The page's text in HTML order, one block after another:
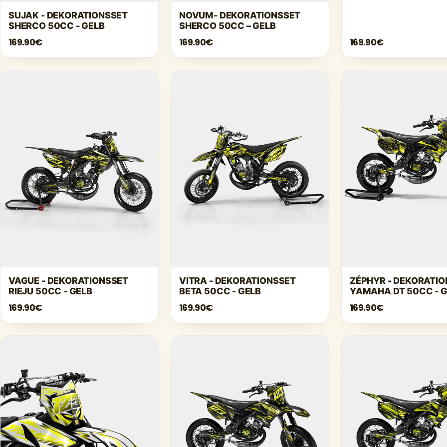
SUJAK - DEKORATIONSSET
SHERCO 50CC - GELB
169.90€
NOVUM- DEKORATIONSSET
SHERCO 50CC – GELB
169.90€ 169.90€
VAGUE - DEKORATIONSSET
RIEJU 50CC - GELB
169.90€
VITRA - DEKORATIONSSET
BETA 50CC - GELB
169.90€
ZÉPHYR -
YAMAHA DT 50CC -
169.90€